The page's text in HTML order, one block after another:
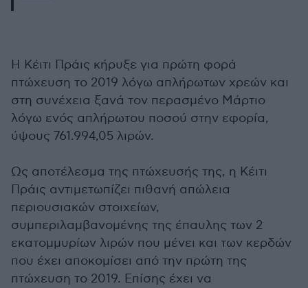
Η Κέιτι Πράις κήρυξε για πρώτη φορά
πτώχευση το 2019 λόγω απλήρωτων χρεών και
στη συνέχεια ξανά τον περασμένο Μάρτιο
λόγω ενός απλήρωτου ποσού στην εφορία,
ύψους 761.994,05 λιρών.
Ως αποτέλεσμα της πτώχευσής της, η Κέιτι
Πράις αντιμετωπίζει πιθανή απώλεια
περιουσιακών στοιχείων,
συμπεριλαμβανομένης της έπαυλης των 2
εκατομμυρίων λιρών που μένει και των κερδών
που έχει αποκομίσει από την πρώτη της
πτώχευση το 2019. Επίσης έχει να